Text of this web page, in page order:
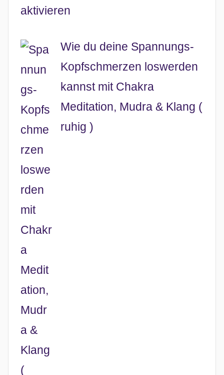
Wie du deine Spannungs-
Kopfschmerzen loswerden
kannst mit Chakra
Meditation, Mudra & Klang (
ruhig )